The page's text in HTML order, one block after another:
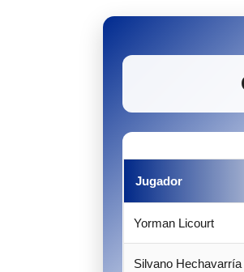
Jugador
Yorman Licourt
Silvano Hechavarría